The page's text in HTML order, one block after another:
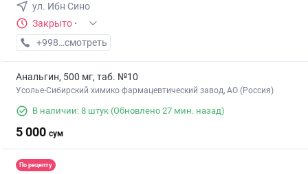
ул. Ибн Сино
Закрыто ·
+998 (79) XXX-XX-XX
смотреть
Анальгин, 500 мг, таб. №10
Усолье-Сибирский химико фармацевтический завод, АО (Россия)
В наличии: 8 штук (Обновлено 27 мин. назад)
5 000 сум
По рецепту